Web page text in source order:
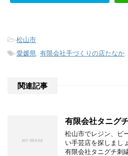
-松山市
-愛媛県 有限会社手づくりの店たなか
関連記事
有限会社タニグ
松山市でレジン、ビ
い手芸店を探しまし
有限会社タニグチ刺